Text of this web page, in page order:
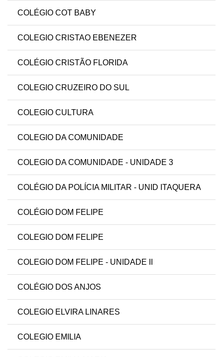
COLÉGIO COT BABY
COLEGIO CRISTAO EBENEZER
COLÉGIO CRISTÃO FLORIDA
COLEGIO CRUZEIRO DO SUL
COLEGIO CULTURA
COLEGIO DA COMUNIDADE
COLEGIO DA COMUNIDADE - UNIDADE 3
COLÉGIO DA POLÍCIA MILITAR - UNID ITAQUERA
COLÉGIO DOM FELIPE
COLEGIO DOM FELIPE
COLEGIO DOM FELIPE - UNIDADE II
COLÉGIO DOS ANJOS
COLEGIO ELVIRA LINARES
COLEGIO EMILIA